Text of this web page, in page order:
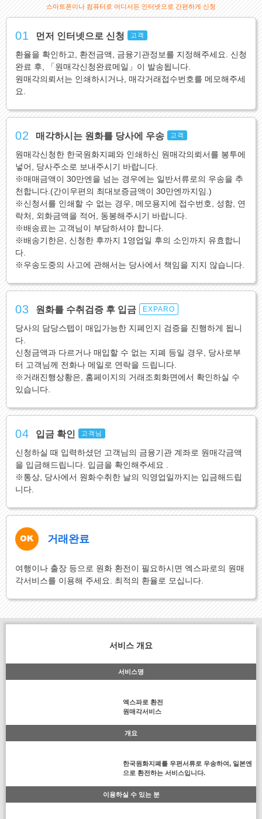
스마트폰이나 컴퓨터로 어디서든 인터넷으로 간편하게 신청
01 먼저 인터넷으로 신청 고객
환율을 확인하고, 환전금액, 금융기관정보를 지정해주세요. 신청
완료 후, 「원매각신청완료메일」이 발송됩니다.
원매각의뢰서는 인쇄하시거나, 매각거래접수번호를 메모해주세
요.
02 매각하시는 원화를 당사에 우송 고객
원매각신청한 한국원화지폐와 인쇄하신 원매각의뢰서를 봉투에
넣어, 당사주소로 보내주시기 바랍니다.
※매매금액이 30만엔을 넘는 경우에는 일반서류로의 우송을 추
천합니다.(간이우편의 최대보증금액이 30만엔까지임.)
※신청서를 인쇄할 수 없는 경우, 메모용지에 접수번호, 성함, 연
락처, 외화금액을 적어, 동봉해주시기 바랍니다.
※배송료는 고객님이 부담하셔야 합니다.
※배송기한은, 신청한 후까지 1영업일 후의 소인까지 유효합니
다.
※우송도중의 사고에 관해서는 당사에서 책임을 지지 않습니다.
03 원화를 수취검증 후 입금 EXPARO
당사의 담당스텝이 매입가능한 지폐인지 검증을 진행하게 됩니
다.
신청금액과 다르거나 매입할 수 없는 지폐 등일 경우, 당사로부
터 고객님께 전화나 메일로 연락을 드립니다.
※거래진행상황은, 홈페이지의 거래조회화면에서 확인하실 수
있습니다.
04 입금 확인 고객님
신청하실 때 입력하셨던 고객님의 금융기관 계좌로 원매각금액
을 입금해드립니다. 입금을 확인해주세요 .
※통상, 당사에서 원화수취한 날의 익영업일까지는 입금해드립
니다.
거래완료
여행이나 출장 등으로 원화 환전이 필요하시면 엑스파로의 원매
각서비스를 이용해 주세요. 최적의 환율로 모십니다.
서비스 개요
서비스명
엑스파로 환전
원매각서비스
개요
한국원화지폐를 우편서류로 우송하여, 일본엔
으로 환전하는 서비스입니다.
이용하실 수 있는 분